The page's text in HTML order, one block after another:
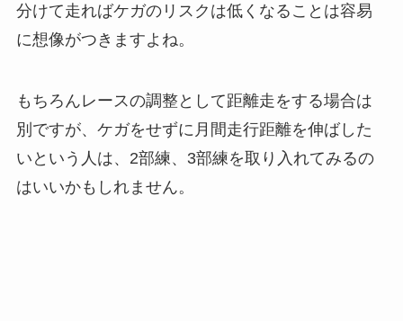
分けて走ればケガのリスクは低くなることは容易
に想像がつきますよね。
もちろんレースの調整として距離走をする場合は
別ですが、ケガをせずに月間走行距離を伸ばした
いという人は、2部練、3部練を取り入れてみるの
はいいかもしれません。